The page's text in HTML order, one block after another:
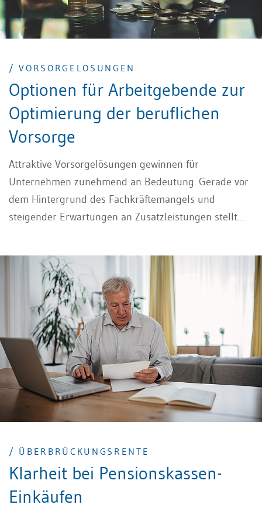
/ VORSORGELÖSUNGEN
Optionen für Arbeitgebende zur
Optimierung der beruflichen
Vorsorge
Attraktive Vorsorgelösungen gewinnen für
Unternehmen zunehmend an Bedeutung. Gerade vor
dem Hintergrund des Fachkräftemangels und
steigender Erwartungen an Zusatzleistungen stellt
ohne unverhältnismässig hohe Kosten zu
verursachen. Im folgenden Beitrag werden konkrete
Möglichkeiten aufgezeigt, wie sich Vorsorgelösungen
mit einfachen und praxisnahen Massnahmen
optimieren lassen.
/ ÜBERBRÜCKUNGSRENTE
Klarheit bei Pensionskassen-
Einkäufen